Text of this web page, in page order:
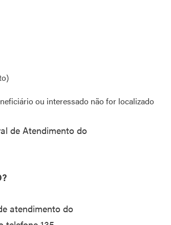
ou interessado não for localizado
de Atendimento do
atendimento do